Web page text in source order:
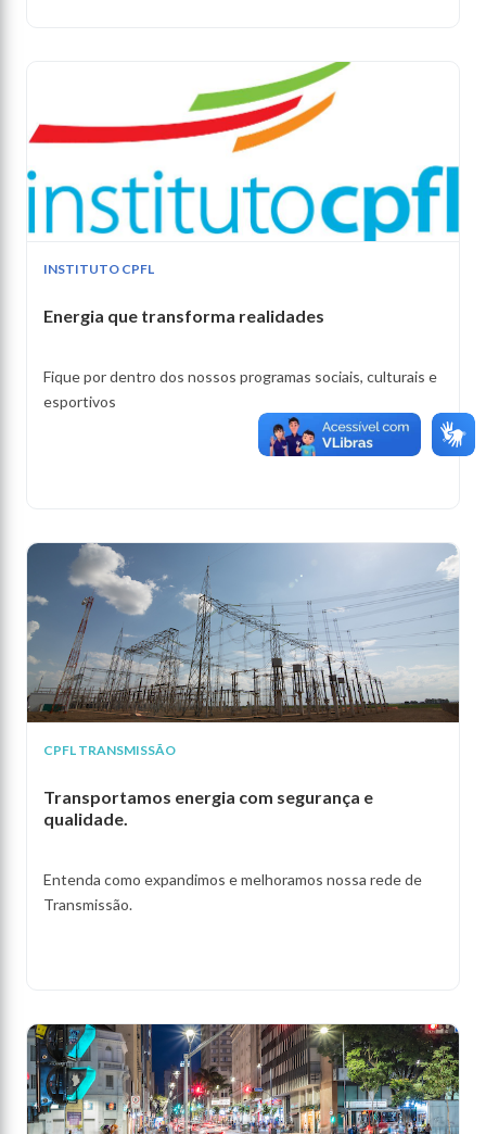
INSTITUTO CPFL
Energia que transforma realidades
Fique por dentro dos nossos programas sociais, culturais e
esportivos
CPFL TRANSMISSÃO
Transportamos energia com segurança e
qualidade.
Entenda como expandimos e melhoramos nossa rede de
Transmissão.